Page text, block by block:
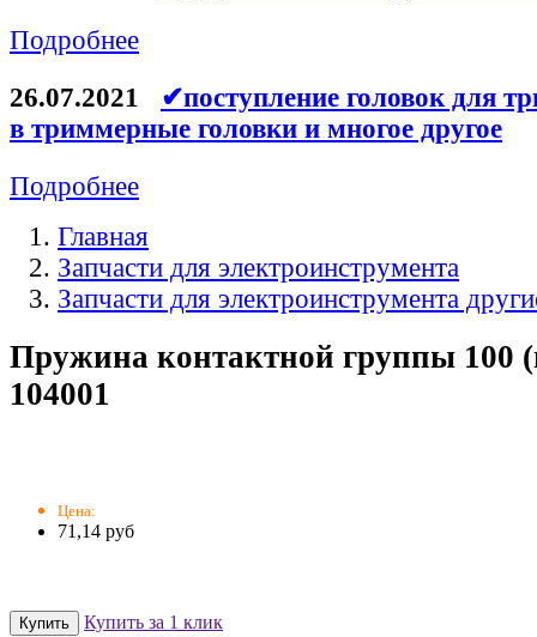
Подробнее
26.07.2021
✔поступление головок для
в триммерные головки и многое другое
Подробнее
Главная
Запчасти для электроинструмента
Запчасти для электроинструмента
Пружина контактной группы 100
104001
Цена:
71,14 руб
Купить за 1 клик